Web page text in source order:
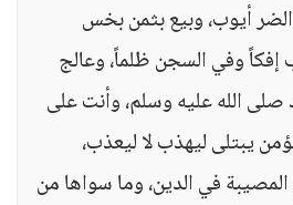
أيوب، وبيع بثمن بخس
وفي السجن ظلماً، وعالج
صلى الله عليه وسلم، وأنت على
يبتلى ليهذب لا ليعذب،
في الدين، وما سواها من